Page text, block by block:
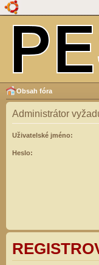
Obsah fóra
Administrátor
Uživatelské jméno:
Heslo: